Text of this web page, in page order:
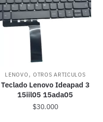
LENOVO , OTROS ARTICULOS
Teclado Lenovo Ideapad 3
15iil05 15ada05
$30.000